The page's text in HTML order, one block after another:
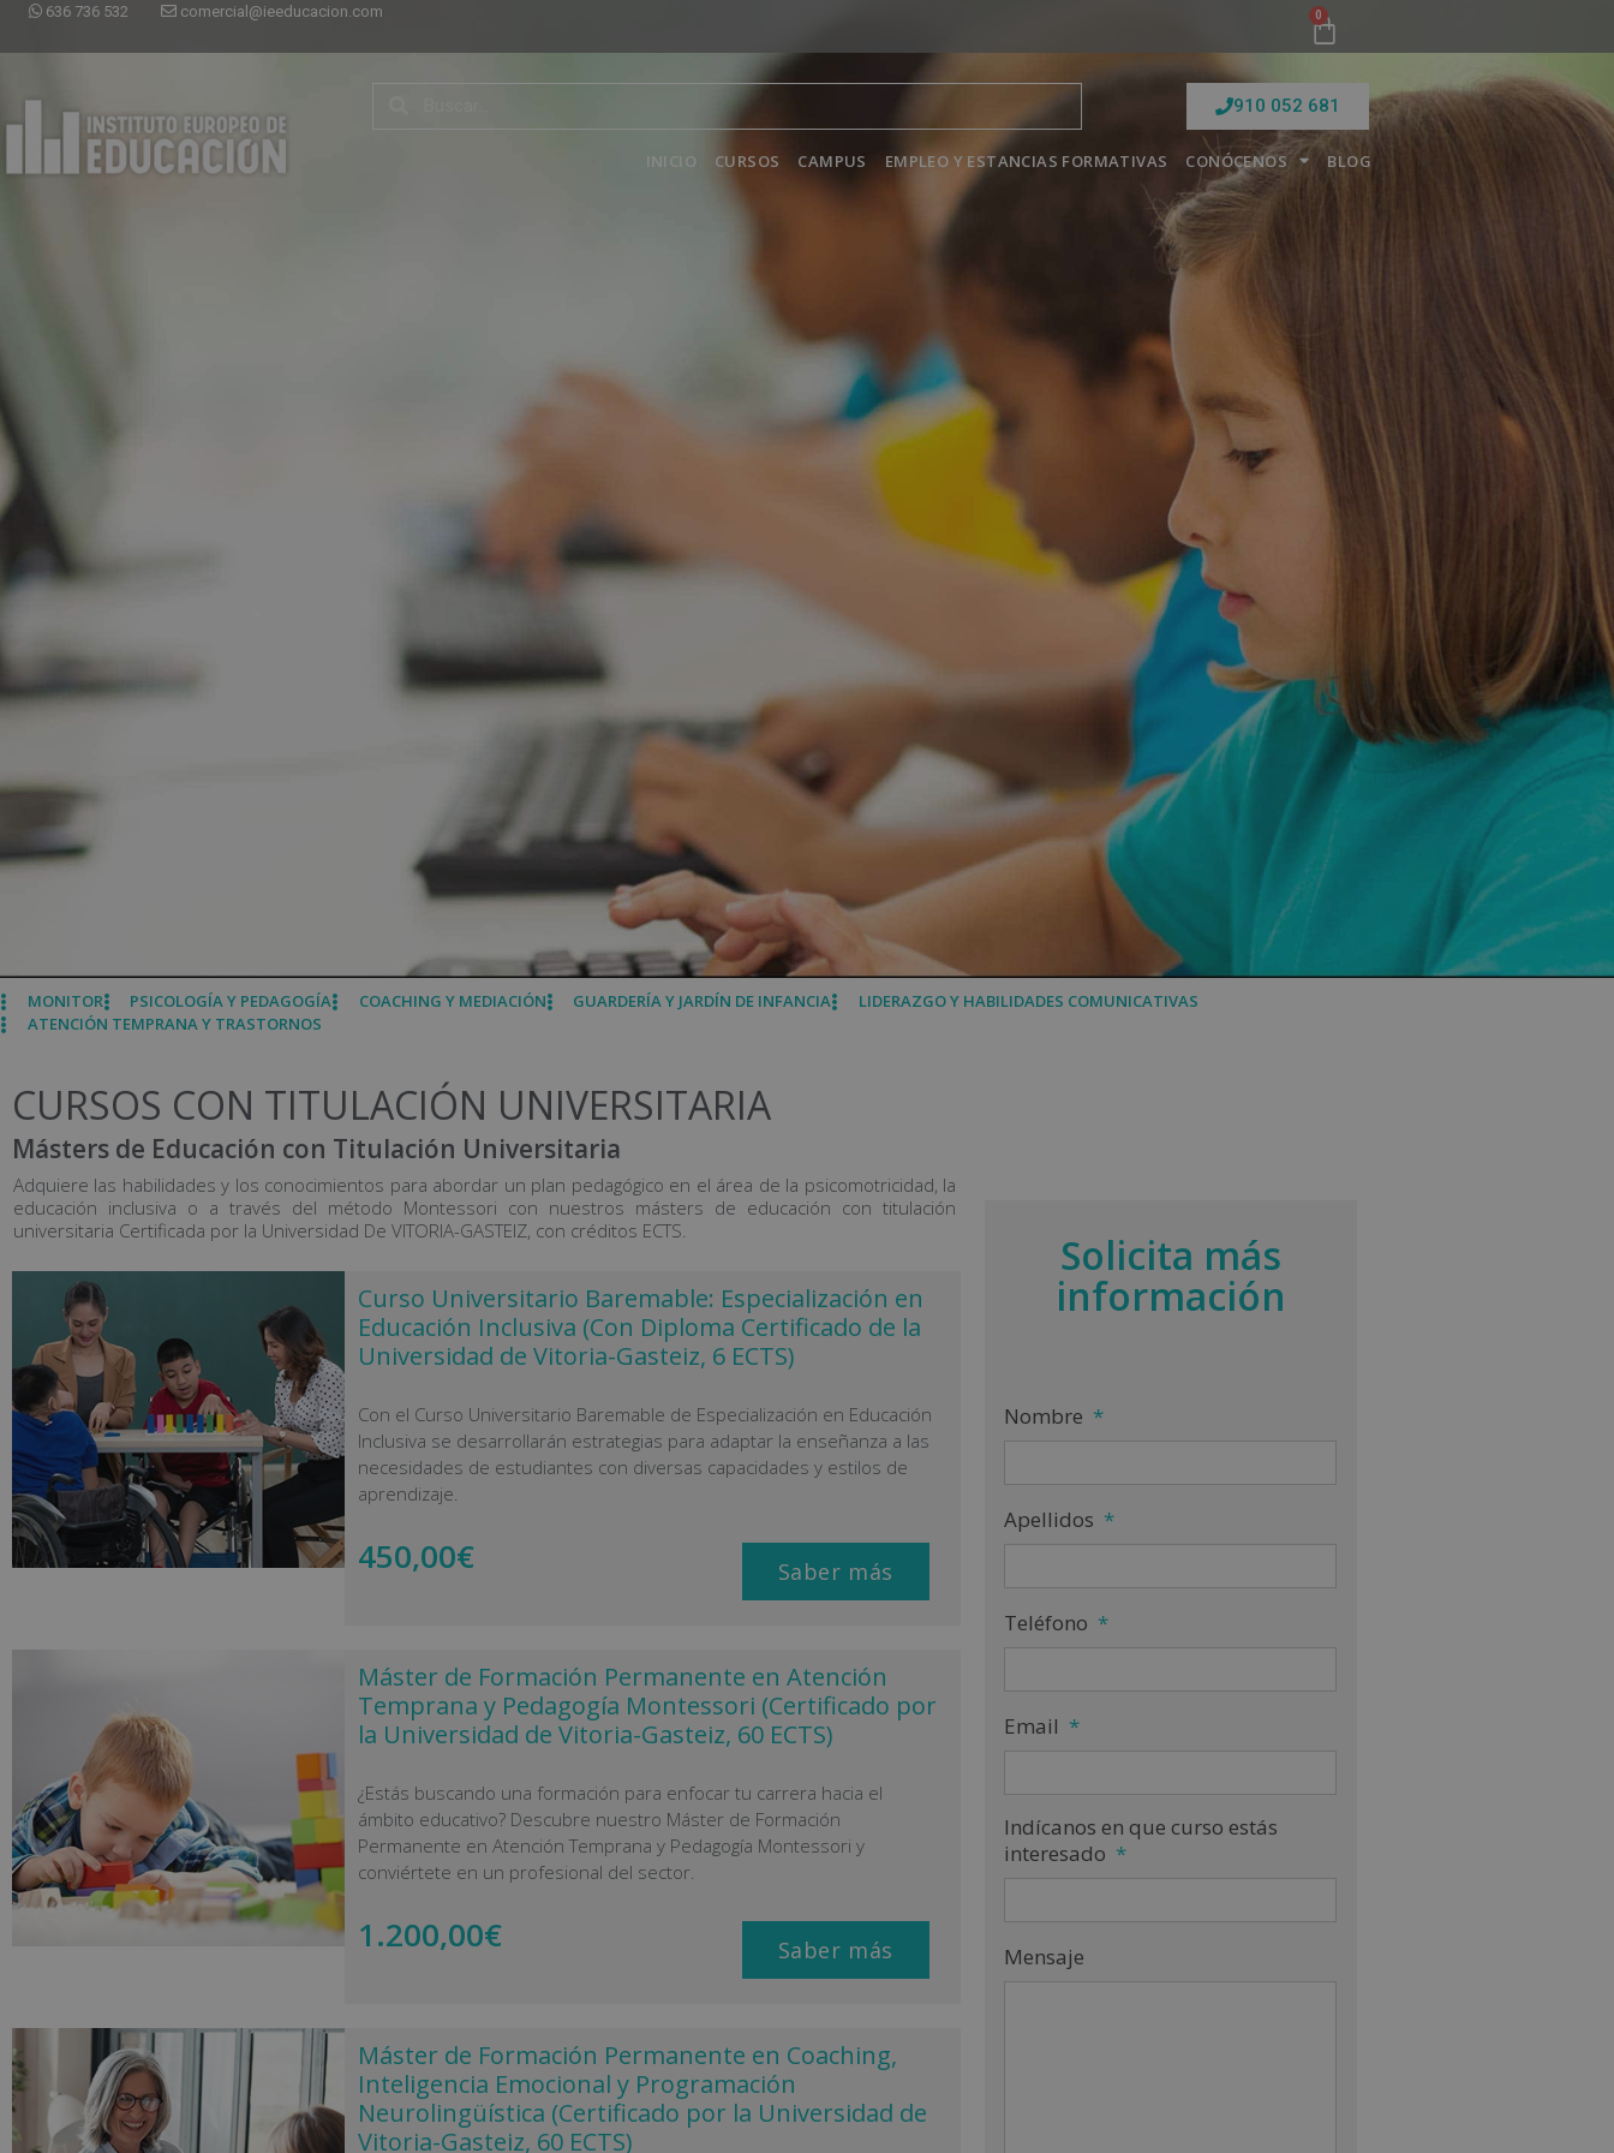
636 736 532 comercial@ieeducacion.com 0
910 052 681
INICIO CURSOS CAMPUS EMPLEO Y ESTANCIAS FORMATIVAS CONÓCENOS BLOG
MONITOR PSICOLOGÍA Y PEDAGOGÍA COACHING Y MEDIACIÓN GUARDERÍA Y JARDÍN DE INFANCIA
LIDERAZGO Y HABILIDADES COMUNICATIVAS
ATENCIÓN TEMPRANA Y TRASTORNOS
CURSOS CON TITULACIÓN UNIVERSITARIA
Másters de Educación con Titulación Universitaria
Adquiere las habilidades y los conocimientos para abordar un plan pedagógico en el área de la psicomotricidad, la
educación inclusiva o a través del método Montessori con nuestros másters de educación con titulación
universitaria Certificada por la Universidad De VITORIA-GASTEIZ, con créditos ECTS.
Curso Universitario Baremable: Especialización en
Educación Inclusiva (Con Diploma Certificado de la
Universidad de Vitoria-Gasteiz, 6 ECTS)
Con el Curso Universitario Baremable de Especialización en Educación
Inclusiva se desarrollarán estrategias para adaptar la enseñanza a las
necesidades de estudiantes con diversas capacidades y estilos de
aprendizaje.
450,00€ Saber más
Máster de Formación Permanente en Atención
Temprana y Pedagogía Montessori (Certificado por
la Universidad de Vitoria-Gasteiz, 60 ECTS)
¿Estás buscando una formación para enfocar tu carrera hacia el
ámbito educativo? Descubre nuestro Máster de Formación
Permanente en Atención Temprana y Pedagogía Montessori y
conviértete en un profesional del sector.
1.200,00€ Saber más
Máster de Formación Permanente en Coaching,
Inteligencia Emocional y Programación
Neurolingüística (Certificado por la Universidad de
Vitoria-Gasteiz, 60 ECTS)
Solicita más
información
Nombre *
Apellidos *
Teléfono *
Email *
Indícanos en que curso estás
interesado *
Mensaje